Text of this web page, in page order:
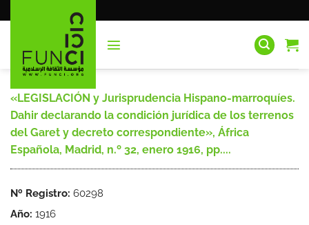
al
«LEGISLACIÓN y Jurisprudencia Hispano-marroquíes.
Dahir declarando la condición jurídica de los terrenos
del Garet y decreto correspondiente», África
Española, Madrid, n.º 32, enero 1916, pp....
Nº Registro: 60298
Año: 1916